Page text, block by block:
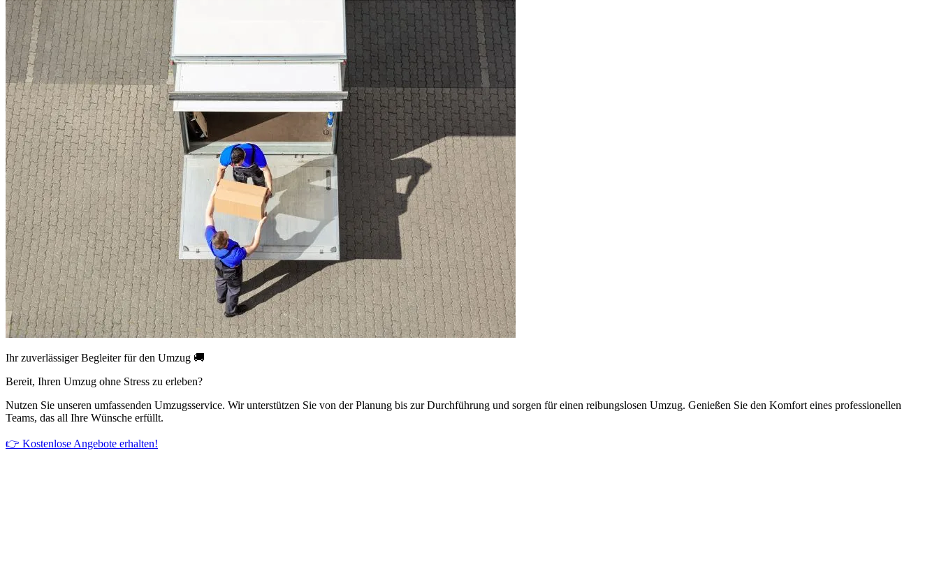
Ihr zuverlässiger Begleiter für den Umzug 🚚
Bereit, Ihren Umzug ohne Stress zu erleben?
Nutzen Sie unseren umfassenden Umzugsservice. Wir unterstützen Sie von der Planung bis zur Durchführung und sorgen für einen reibungslosen Umzug. Genießen Sie den Komfort eines professionellen
Teams, das all Ihre Wünsche erfüllt.
👉 Kostenlose Angebote erhalten!